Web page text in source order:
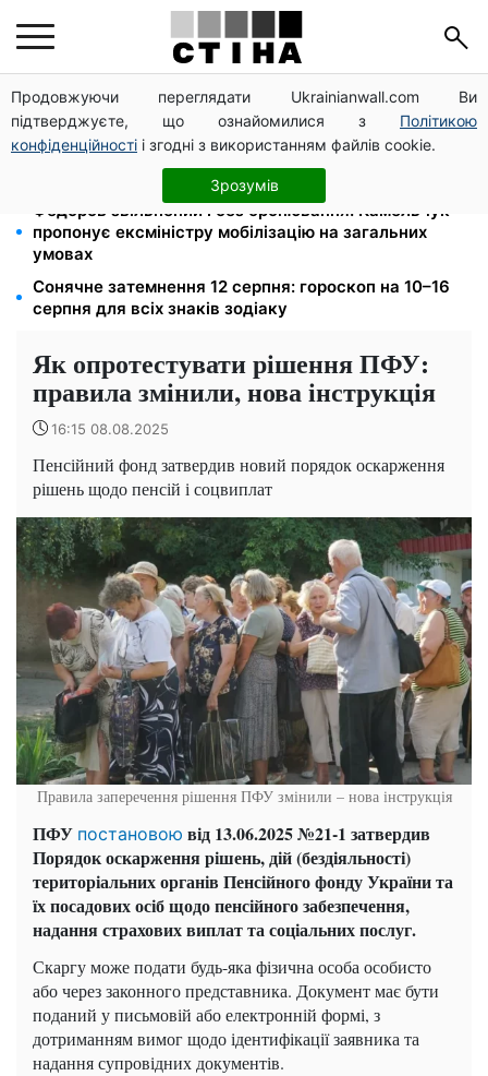
Продовжуючи переглядати Ukrainianwall.com Ви
підтверджуєте, що ознайомилися з Політикою
конфіденційності і згодні з використанням файлів cookie.
Зрозумів
Тариф 2,64 грн за кіловат з 1 жовтня: власники
електроопалення платитимуть на 39% менше
Середа 12 серпня — найнебезпечніший день тижня:
що можна й не можна робити з 10 до 16 серпня
Федоров звільнений і без бронювання: Камельчук
пропонує ексміністру мобілізацію на загальних
умовах
Сонячне затемнення 12 серпня: гороскоп на 10–16
серпня для всіх знаків зодіаку
Як опротестувати рішення ПФУ:
правила змінили, нова інструкція
16:15 08.08.2025
Пенсійний фонд затвердив новий порядок оскарження
рішень щодо пенсій і соцвиплат
Правила заперечення рішення ПФУ змінили – нова інструкція
ПФУ постановою від 13.06.2025 №21-1 затвердив
Порядок оскарження рішень, дій (бездіяльності)
територіальних органів Пенсійного фонду України та
їх посадових осіб щодо пенсійного забезпечення,
надання страхових виплат та соціальних послуг.
Скаргу може подати будь-яка фізична особа особисто
або через законного представника. Документ має бути
поданий у письмовій або електронній формі, з
дотриманням вимог щодо ідентифікації заявника та
надання супровідних документів.